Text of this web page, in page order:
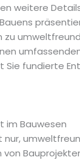
weitere
fundierte
im Bauwesen
von